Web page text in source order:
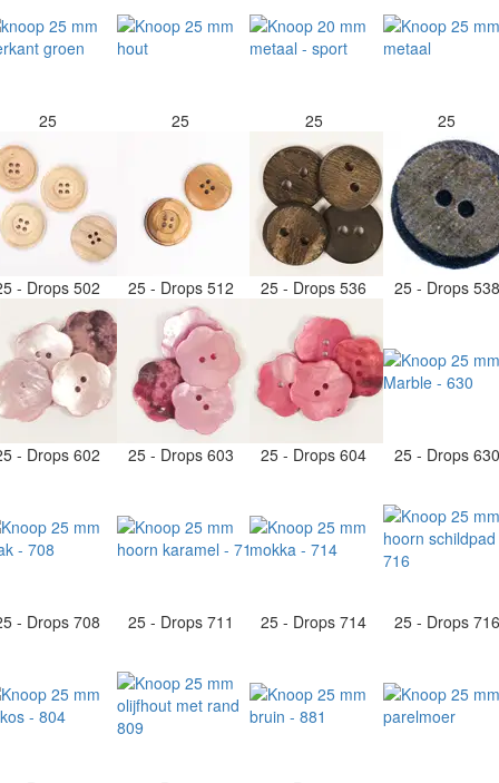
25 25 25 25
- Drops 502 25 - Drops 512 25 - Drops 536 25 - Drops
- Drops 602 25 - Drops 603 25 - Drops 604 25 - Drops
- Drops 708 25 - Drops 711 25 - Drops 714 25 - Drops